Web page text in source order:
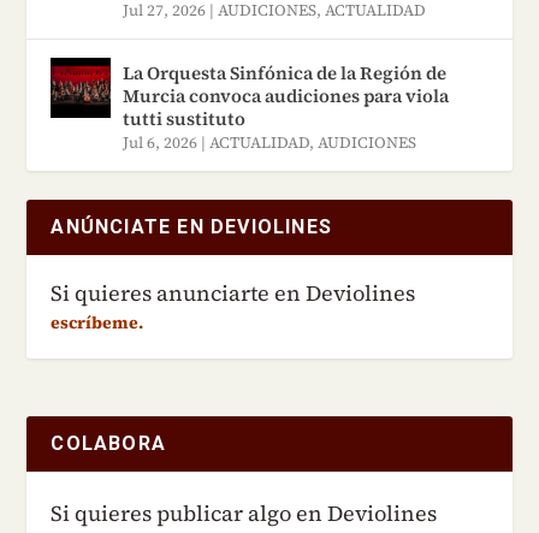
Jul 27, 2026 |AUDICIONES,ACTUALIDAD
La Orquesta Sinfónica de la Región de
Murcia convoca audiciones para viola
tutti sustituto
Jul 6, 2026 |ACTUALIDAD,AUDICIONES
ANÚNCIATE EN DEVIOLINES
Si quieres anunciarte en Deviolines
escríbeme.
COLABORA
Si quieres publicar algo en Deviolines